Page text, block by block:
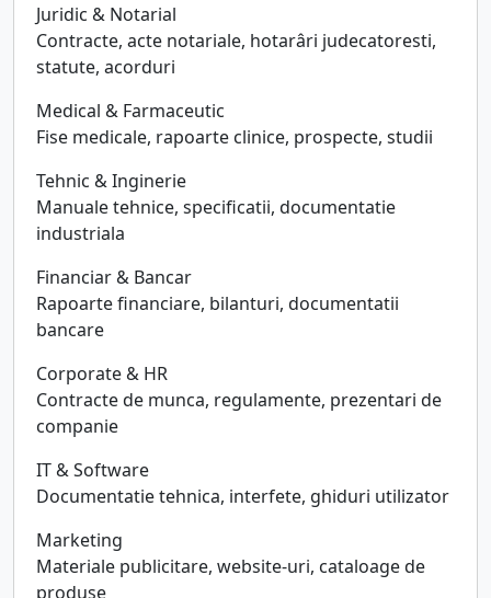
Juridic & Notarial
Contracte, acte notariale, hotarâri judecatoresti,
statute, acorduri
Medical & Farmaceutic
Fise medicale, rapoarte clinice, prospecte, studii
Tehnic & Inginerie
Manuale tehnice, specificatii, documentatie
industriala
Financiar & Bancar
Rapoarte financiare, bilanturi, documentatii
bancare
Corporate & HR
Contracte de munca, regulamente, prezentari de
companie
IT & Software
Documentatie tehnica, interfete, ghiduri utilizator
Marketing
Materiale publicitare, website-uri, cataloage de
produse